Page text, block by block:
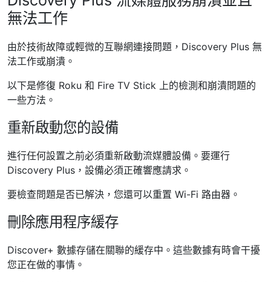
無法工作
由於技術故障或輕微的互聯網連接問題，Discovery Plus 無
法工作或崩潰。
以下是修復 Roku 和 Fire TV Stick 上的檢測和崩潰問題的
一些方法。
重新啟動您的設備
進行任何設置之前必須重新啟動流媒體設備。要運行
Discovery Plus，設備必須正確響應請求。
要檢查問題是否已解決，您還可以重置 Wi-Fi 路由器。
刪除應用程序緩存
Discover+ 數據存儲在關聯的緩存中。這些數據有時會干擾
您正在做的事情。